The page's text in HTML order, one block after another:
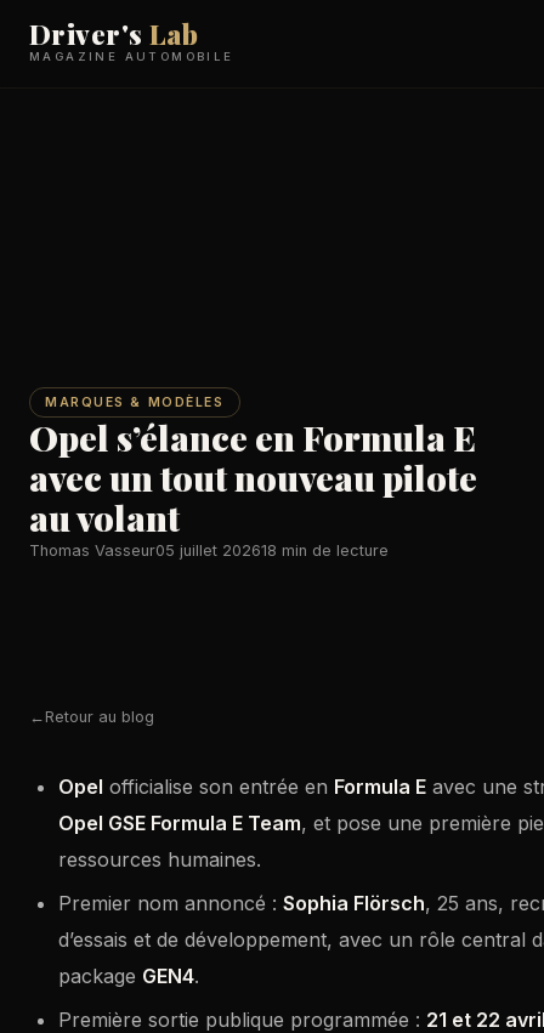
Driver'sLab
MAGAZINE AUTOMOBILE
MARQUES & MODÈLES
Opel s’élance en Formula E
avec un tout nouveau pilote
au volant
Thomas Vasseur05 juillet 202618 min de lecture
Retour au blog
Opel officialise son entrée en Formula E avec une
Opel GSE Formula E Team, et pose une première
ressources humaines.
Premier nom annoncé : Sophia Flörsch, 25 ans,
d’essais et de développement, avec un rôle central
package GEN4.
Première sortie publique programmée : 21 et 22